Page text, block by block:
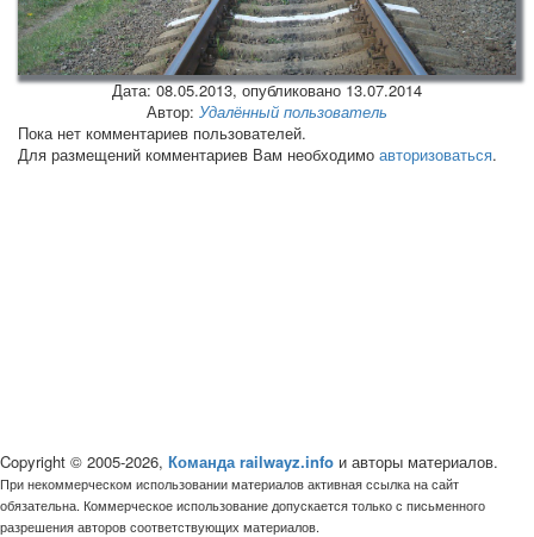
Дата:08.05.2013, опубликовано 13.07.2014
Автор: Удалённый пользователь
Пока нет комментариев пользователей.
Для размещений комментариев Вам необходимо авторизоваться.
Copyright © 2005-2026, Команда railwayz.info и авторы материалов.
При некоммерческом использовании материалов активная ссылка на сайт
обязательна. Коммерческое использование допускается только с письменного
разрешения авторов соответствующих материалов.